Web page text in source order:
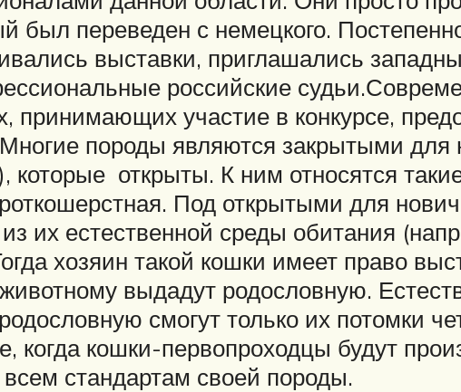
был переведен с немецкого.
выставки, приглашались
российские
принимающих участие в конкурсе,
породы являются закрытыми для
открыты. К ним относятся
Под открытыми для
их естественной среды обитания
хозяин такой кошки имеет право
выдадут родословную.
смогут только их потомки
когда кошки-первопроходцы будут
всем стандартам своей породы.